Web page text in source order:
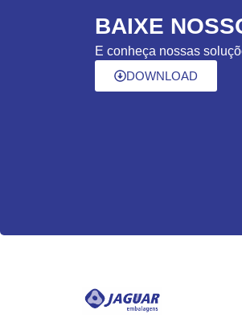
BAIXE
E conheça nossas
DOWNLOAD